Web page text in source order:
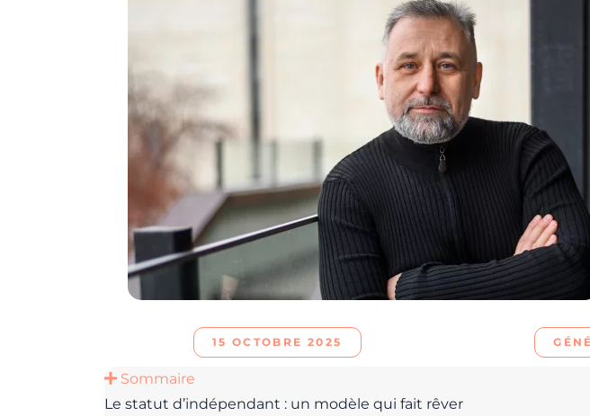
15 OCTOBRE 2025
Sommaire
Le statut d’indépendant : un modèle qui fait rêver